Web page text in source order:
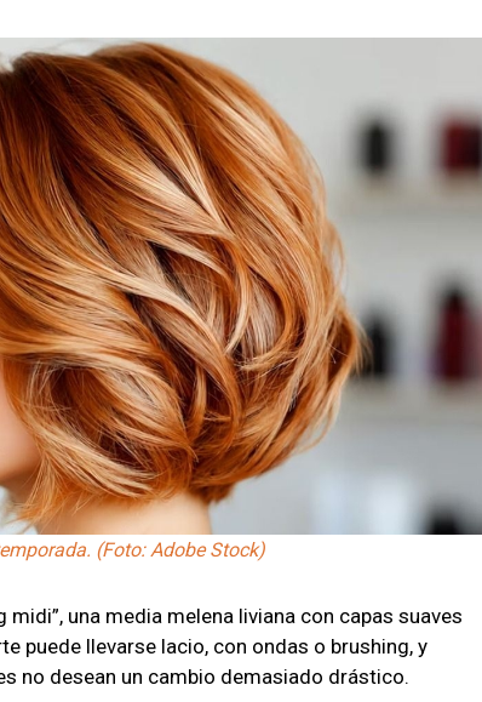
(Foto: Adobe Stock)
una media melena liviana con capas suaves
puede llevarse lacio, con ondas o brushing, y
no desean un cambio demasiado drástico.